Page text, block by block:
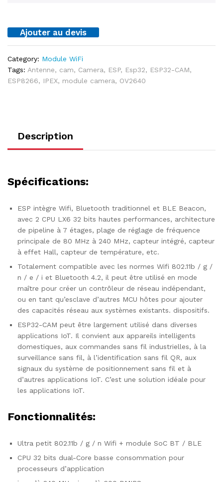
Ajouter au devis
Category: Module WiFi
Tags: Antenne, cam, Camera, ESP, Esp32, ESP32-CAM,
ESP8266, IPEX, module camera, OV2640
Description
Spécifications:
ESP intègre Wifi, Bluetooth traditionnel et BLE Beacon,
avec 2 CPU LX6 32 bits hautes performances, architecture
de pipeline à 7 étages, plage de réglage de fréquence
principale de 80 MHz à 240 MHz, capteur intégré, capteur
à effet Hall, capteur de température, etc.
Totalement compatible avec les normes Wifi 802.11b / g /
n / e / i et Bluetooth 4.2, il peut être utilisé en mode
maître pour créer un contrôleur de réseau indépendant,
ou en tant qu’esclave d’autres MCU hôtes pour ajouter
des capacités réseau aux systèmes existants. dispositifs.
ESP32-CAM peut être largement utilisé dans diverses
applications IoT. Il convient aux appareils intelligents
domestiques, aux commandes sans fil industrielles, à la
surveillance sans fil, à l’identification sans fil QR, aux
signaux du système de positionnement sans fil et à
d’autres applications IoT. C’est une solution idéale pour
les applications IoT.
Fonctionnalités:
Ultra petit 802.11b / g / n Wifi + module SoC BT / BLE
CPU 32 bits dual-Core basse consommation pour
processeurs d’application